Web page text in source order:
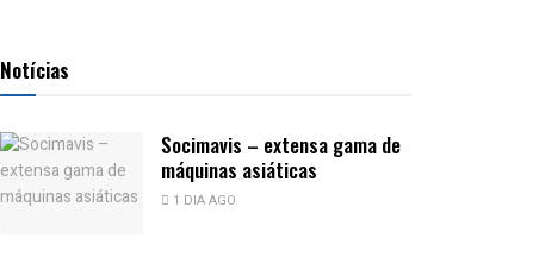
Notícias
Socimavis – extensa gama de
máquinas asiáticas
1 DIA AGO